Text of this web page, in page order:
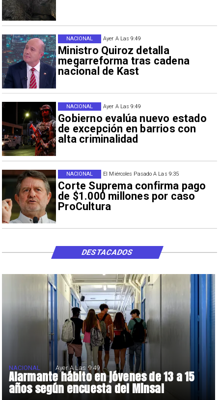
Ayer A Las 9:49
Ministro Quiroz detalla
megarreforma tras cadena
nacional de Kast
NACIONAL
Ayer A Las 9:49
Gobierno evalúa nuevo estado
de excepción en barrios con
alta criminalidad
NACIONAL
El Miércoles Pasado A Las 9:35
Corte Suprema confirma pago
de $1.000 millones por caso
ProCultura
NACIONAL
Alarmante hábito en jóvenes de 13 a 15
años según encuesta del Minsal
NACIONAL Ayer A Las 9:49
DESTACADOS